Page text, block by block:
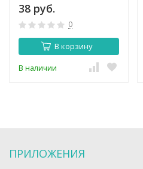
38 руб.
0
В корзину
В наличии
ПРИЛОЖЕНИЯ